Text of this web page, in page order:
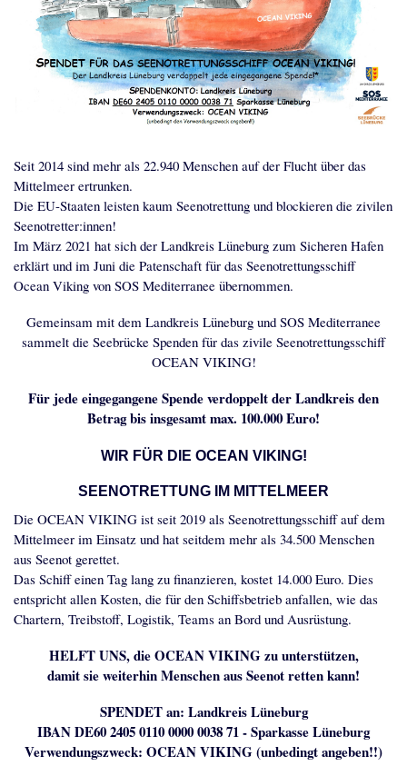
Seit 2014 sind mehr als 22.940 Menschen auf der Flucht über das
Mittelmeer ertrunken.
Die EU-Staaten leisten kaum Seenotrettung und blockieren die zivilen
Seenotretter:innen!
Im März 2021 hat sich der Landkreis Lüneburg zum Sicheren Hafen
erklärt und im Juni die Patenschaft für das Seenotrettungsschiff
Ocean Viking von SOS Mediterranee übernommen.
Gemeinsam mit dem Landkreis Lüneburg und SOS Mediterranee
sammelt die Seebrücke Spenden für das zivile Seenotrettungsschiff
OCEAN VIKING!
Für jede eingegangene Spende verdoppelt der Landkreis den
Betrag bis insgesamt max. 100.000 Euro!
WIR FÜR DIE OCEAN VIKING!
SEENOTRETTUNG IM MITTELMEER
Die OCEAN VIKING ist seit 2019 als Seenotrettungsschiff auf dem
Mittelmeer im Einsatz und hat seitdem mehr als 34.500 Menschen
aus Seenot gerettet.
Das Schiff einen Tag lang zu finanzieren, kostet 14.000 Euro. Dies
entspricht allen Kosten, die für den Schiffsbetrieb anfallen, wie das
Chartern, Treibstoff, Logistik, Teams an Bord und Ausrüstung.
HELFT UNS, die OCEAN VIKING zu unterstützen,
damit sie weiterhin Menschen aus Seenot retten kann!
SPENDET an: Landkreis Lüneburg
IBAN DE60 2405 0110 0000 0038 71 - Sparkasse Lüneburg
Verwendungszweck: OCEAN VIKING (unbedingt angeben!!)